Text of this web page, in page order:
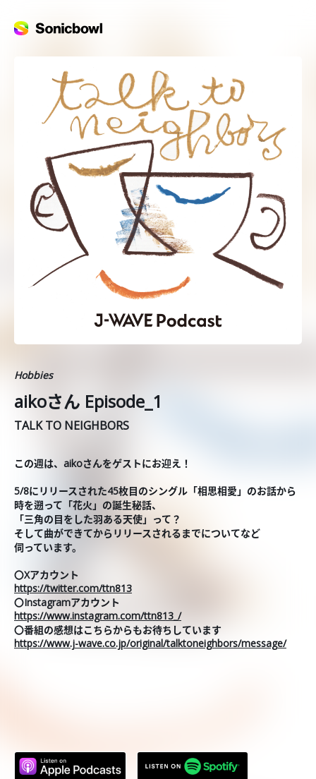
Hobbies
aikoさん Episode_1
TALK TO NEIGHBORS
この週は、aikoさんをゲストにお迎え！
5/8にリリースされた45枚目のシングル「相思相愛」のお話から
時を遡って「花火」の誕生秘話、
「三角の目をした羽ある天使」って？
そして曲ができてからリリースされるまでについてなど
伺っています。
〇Xアカウント
https://twitter.com/ttn813
〇Instagramアカウント
https://www.instagram.com/ttn813_/
〇番組の感想はこちらからもお待ちしています
https://www.j-wave.co.jp/original/talktoneighbors/message/